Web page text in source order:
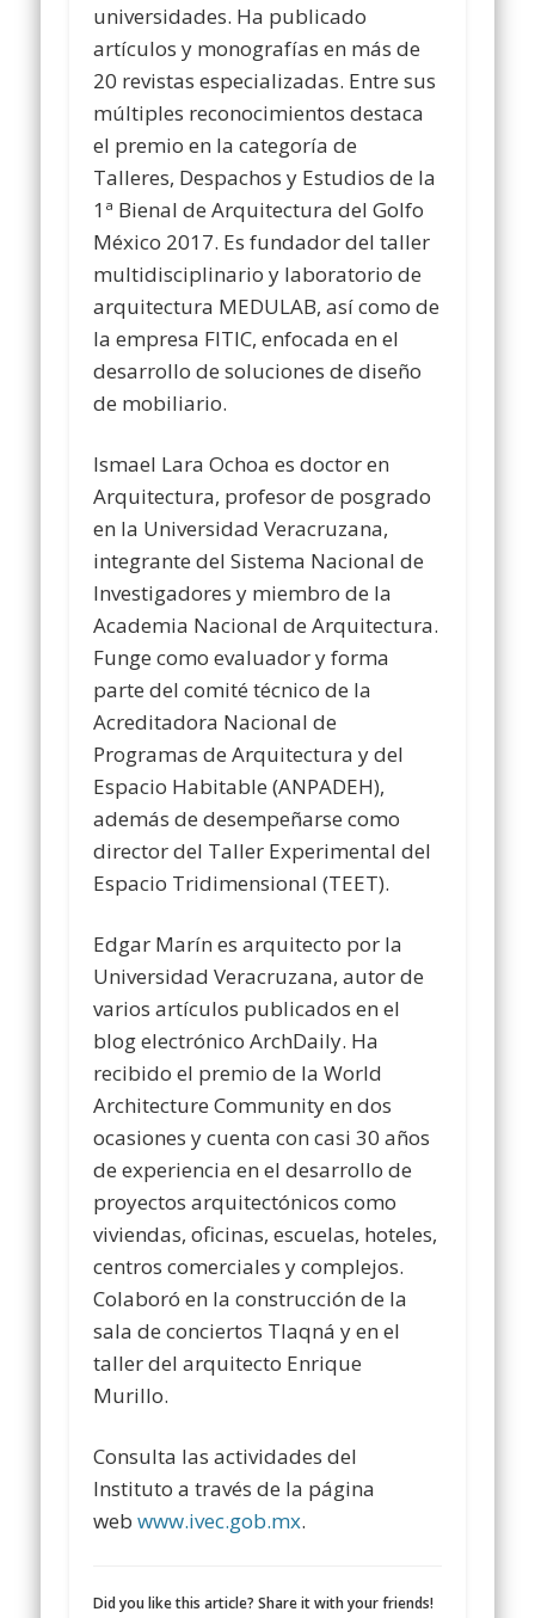
universidades. Ha publicado
artículos y monografías en más de
20 revistas especializadas. Entre sus
múltiples reconocimientos destaca
el premio en la categoría de
Talleres, Despachos y Estudios de la
1ª Bienal de Arquitectura del Golfo
México 2017. Es fundador del taller
multidisciplinario y laboratorio de
arquitectura MEDULAB, así como de
la empresa FITIC, enfocada en el
desarrollo de soluciones de diseño
de mobiliario.
Ismael Lara Ochoa es doctor en
Arquitectura, profesor de posgrado
en la Universidad Veracruzana,
integrante del Sistema Nacional de
Investigadores y miembro de la
Academia Nacional de Arquitectura.
Funge como evaluador y forma
parte del comité técnico de la
Acreditadora Nacional de
Programas de Arquitectura y del
Espacio Habitable (ANPADEH),
además de desempeñarse como
director del Taller Experimental del
Espacio Tridimensional (TEET).
Edgar Marín es arquitecto por la
Universidad Veracruzana, autor de
varios artículos publicados en el
blog electrónico ArchDaily. Ha
recibido el premio de la World
Architecture Community en dos
ocasiones y cuenta con casi 30 años
de experiencia en el desarrollo de
proyectos arquitectónicos como
viviendas, oficinas, escuelas, hoteles,
centros comerciales y complejos.
Colaboró en la construcción de la
sala de conciertos Tlaqná y en el
taller del arquitecto Enrique
Murillo.
Consulta las actividades del
Instituto a través de la página
webwww.ivec.gob.mx.
Did you like this article? Share it with your friends!